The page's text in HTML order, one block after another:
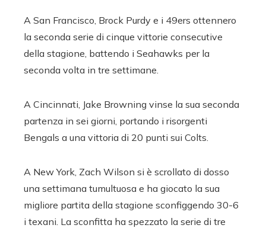
A San Francisco, Brock Purdy e i 49ers ottennero
la seconda serie di cinque vittorie consecutive
della stagione, battendo i Seahawks per la
seconda volta in tre settimane.
A Cincinnati, Jake Browning vinse la sua seconda
partenza in sei giorni, portando i risorgenti
Bengals a una vittoria di 20 punti sui Colts.
A New York, Zach Wilson si è scrollato di dosso
una settimana tumultuosa e ha giocato la sua
migliore partita della stagione sconfiggendo 30-6
i texani. La sconfitta ha spezzato la serie di tre